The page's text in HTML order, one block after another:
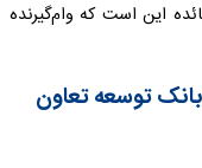
این است که وام‌گیرنده
تومانی بانک توسعه تعاون